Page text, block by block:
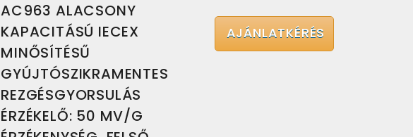
AC963 ALACSONY
KAPACITÁSÚ IECEX
MINŐSÍTÉSŰ
GYÚJTÓSZIKRAMENTES
REZGÉSGYORSULÁS
ÉRZÉKELŐ: 50 MV/G
AJÁNLATKÉRÉS